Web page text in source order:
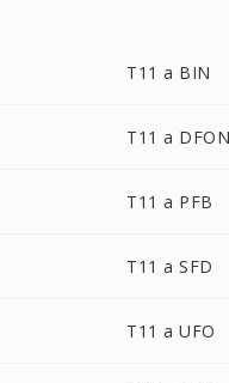
T11 a BIN
T11 a
T11 a PFB
T11 a SFD
T11 a UFO